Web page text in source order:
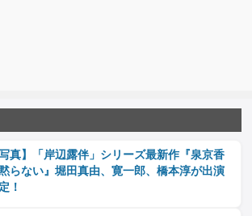
写真】「岸辺露伴」シリーズ最新作『泉京香
らない』堀田真由、寛一郎、橋本淳が出演
！